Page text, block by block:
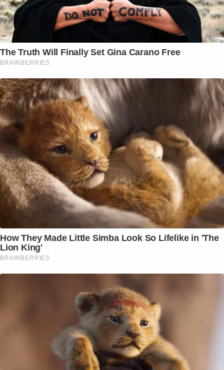
The Truth Will Finally Set Gina Carano Free
BRAINBERRIES
How They Made Little Simba Look So Lifelike in 'The
Lion King'
BRAINBERRIES